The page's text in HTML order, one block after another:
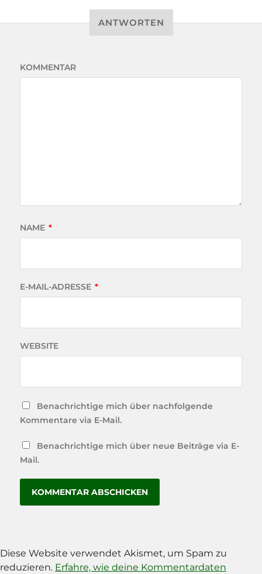
ANTWORTEN
KOMMENTAR
NAME *
E-MAIL-ADRESSE *
WEBSITE
Benachrichtige mich über nachfolgende
Kommentare via E-Mail.
Benachrichtige mich über neue Beiträge via E-
Mail.
Diese Website verwendet Akismet, um Spam zu
reduzieren. Erfahre, wie deine Kommentardaten